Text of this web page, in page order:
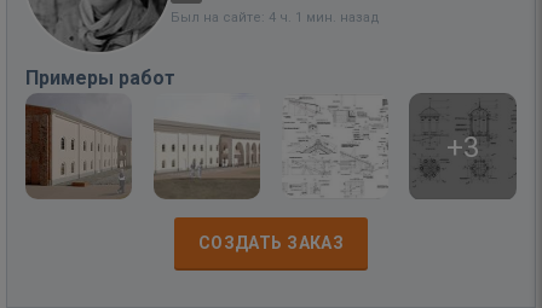
Был на сайте: 4 ч. 1 мин. назад
Примеры работ
+3
СОЗДАТЬ ЗАКАЗ